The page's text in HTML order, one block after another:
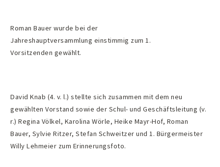
Roman Bauer wurde bei der
Jahreshauptversammlung einstimmig zum 1.
Vorsitzenden gewählt.
David Knab (4. v. l.) stellte sich zusammen mit dem neu
gewählten Vorstand sowie der Schul- und Geschäftsleitung (v.
r.) Regina Völkel, Karolina Wörle, Heike Mayr-Hof, Roman
Bauer, Sylvie Ritzer, Stefan Schweitzer und 1. Bürgermeister
Willy Lehmeier zum Erinnerungsfoto.